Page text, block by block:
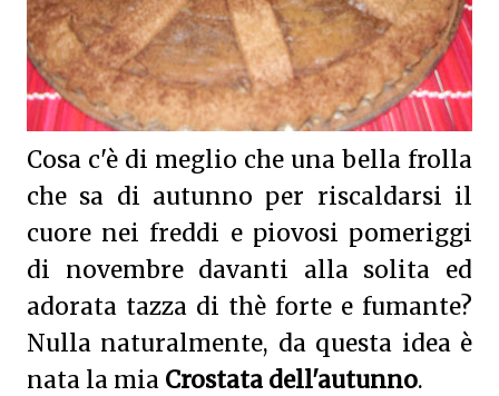
Cosa c'è di meglio che una bella frolla
che sa di autunno per riscaldarsi il
cuore nei freddi e piovosi pomeriggi
di novembre davanti alla solita ed
adorata tazza di thè forte e fumante?
Nulla naturalmente, da questa idea è
nata la mia Crostata dell'autunno.